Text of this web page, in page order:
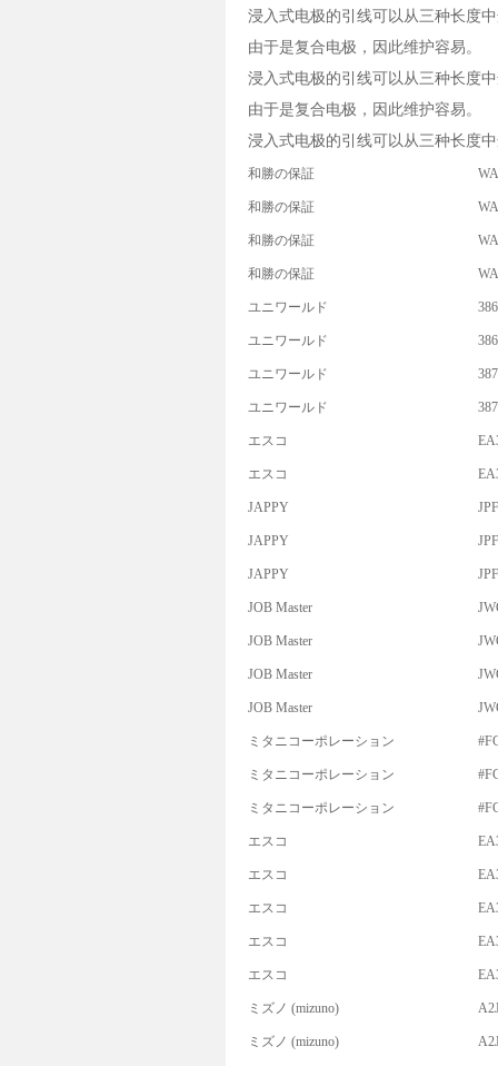
浸入式电极的引线可以从三种长度
由于是复合电极，因此维护容易。
浸入式电极的引线可以从三种长度
由于是复合电极，因此维护容易。
浸入式电极的引线可以从三种长度
和勝の保証
和勝の保証
和勝の保証
和勝の保証
ユニワールド
ユニワールド
ユニワールド
ユニワールド
エスコ
エスコ
JAPPY
JAPPY
JAPPY
JOB Master
JOB Master
JOB Master
JOB Master
ミタニコーポレーション
ミタニコーポレーション
ミタニコーポレーション
エスコ
エスコ
エスコ
エスコ
エスコ
ミズノ (mizuno)
ミズノ (mizuno)